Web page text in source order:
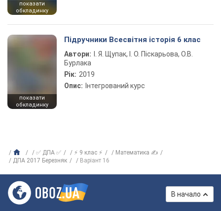
показати
обкладинку
показати
обкладинку
Підручники Всесвітня історія 6 клас
Автори:
І. Я. Щупак, І. О. Піскарьова, О.В.
Бурлака
Рік: 2019
Опис: Інтегрований курс
✅ ДПА ✅ ⚡ 9 клас ⚡
Математика ✍
ДПА 2017 Березняк
Варіант 16
В начало